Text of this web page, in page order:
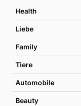
Health
Liebe
Family
Tiere
Automobile
Beauty